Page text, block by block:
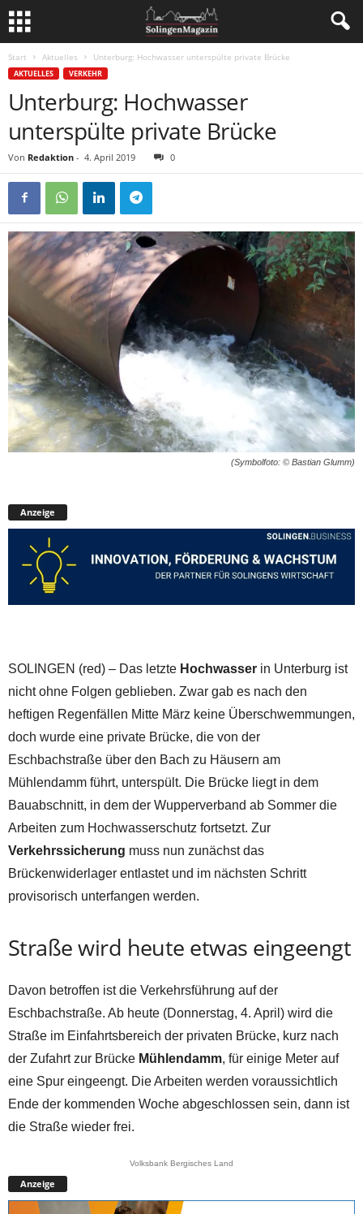
Start Aktuelles Unterburg: Hochwasser unterspülte private Brücke
AKTUELLES VERKEHR
Unterburg: Hochwasser
unterspülte private Brücke
Von Redaktion - 4. April 2019 0
(Symbolfoto: © Bastian Glumm)
Anzeige
SOLINGEN (red) – Das letzte Hochwasser in Unterburg ist
nicht ohne Folgen geblieben. Zwar gab es nach den
heftigen Regenfällen Mitte März keine Überschwemmungen,
doch wurde eine private Brücke, die von der
Eschbachstraße über den Bach zu Häusern am
Mühlendamm führt, unterspült. Die Brücke liegt in dem
Bauabschnitt, in dem der Wupperverband ab Sommer die
Arbeiten zum Hochwasserschutz fortsetzt. Zur
Verkehrssicherung muss nun zunächst das
Brückenwiderlager entlastet und im nächsten Schritt
provisorisch unterfangen werden.
Straße wird heute etwas eingeengt
Davon betroffen ist die Verkehrsführung auf der
Eschbachstraße. Ab heute (Donnerstag, 4. April) wird die
Straße im Einfahrtsbereich der privaten Brücke, kurz nach
der Zufahrt zur Brücke Mühlendamm, für einige Meter auf
eine Spur eingeengt. Die Arbeiten werden voraussichtlich
Ende der kommenden Woche abgeschlossen sein, dann ist
die Straße wieder frei.
Volksbank Bergisches Land
Anzeige